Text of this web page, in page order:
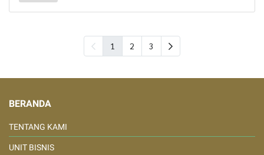
1 2 3
BERANDA
TENTANG KAMI
UNIT BISNIS